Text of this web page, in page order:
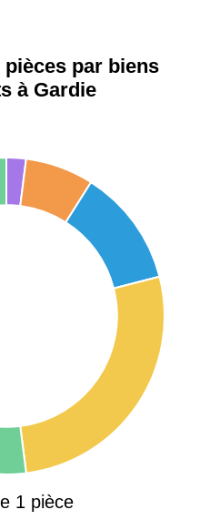
12 687 €
15 155 €
4 284 €
3 382 €
par biens
à Gardie
1 pièce